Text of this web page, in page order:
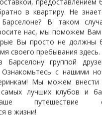
в квартиру. Не
В таком
нас, мы поможем Вам
Вы просто не должны
своего пребывания здесь.
группой
с нашими
Мы можем
самых лучших клубов и
путешествие
в жизни!